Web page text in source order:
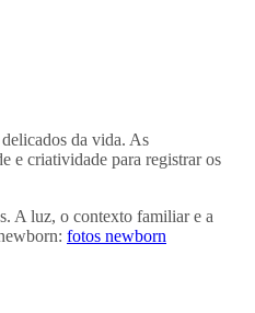
da vida. As
e criatividade para registrar os
A luz, o contexto familiar e a
fotos newborn